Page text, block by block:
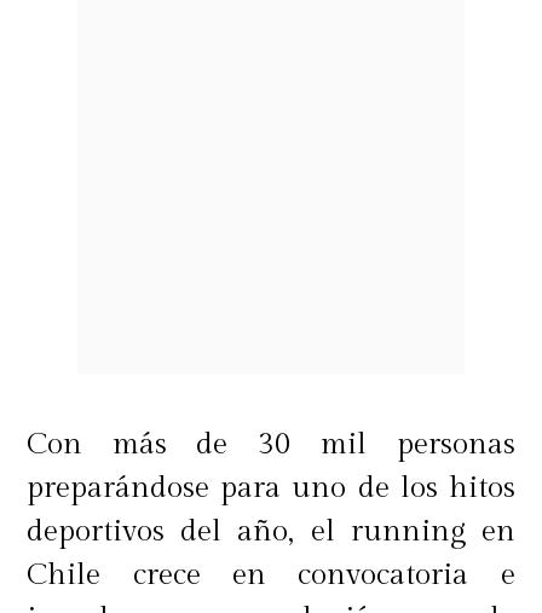
Con más de 30 mil personas
preparándose para uno de los hitos
deportivos del año, el running en
Chile crece en convocatoria e